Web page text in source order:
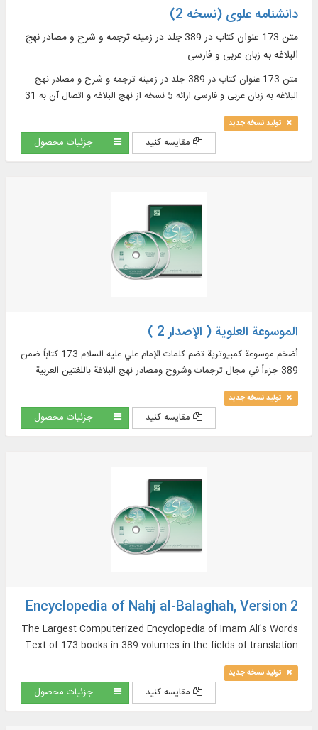
دانشنامه علوی (نسخه 2)
متن 173 عنوان کتاب در 389 جلد در زمینه ترجمه و شرح و مصادر نهج
البلاغه به زبان عربی و فارسی ...
متن 173 عنوان کتاب در 389 جلد در زمینه ترجمه و شرح و مصادر نهج
البلاغه به زبان عربی و فارسی ارائه 5 نسخه از نهج البلاغه و اتصال آن به 31
ترجمه فارسی و زبان‌‌های
تولید نسخه جدید
مقایسه کنید جزئیات محصول
الموسوعة العلوية ( الإصدار 2 )
أضخم موسوعة كمبيوترية تضم كلمات الإمام علي عليه السلام 173 کتاباً ضمن
389 جزءاً في مجال ترجمات وشروح ومصادر نهج البلاغة باللغتين العربية
والفارسية...
تولید نسخه جدید
مقایسه کنید جزئیات محصول
Encyclopedia of Nahj al-Balaghah, Version 2
The Largest Computerized Encyclopedia of Imam Ali's Words
Text of 173 books in 389 volumes in the fields of translation
and commentary as well as sources of Nahj al-Balaghah in
Arabic and Persian, And More…
تولید نسخه جدید
مقایسه کنید جزئیات محصول